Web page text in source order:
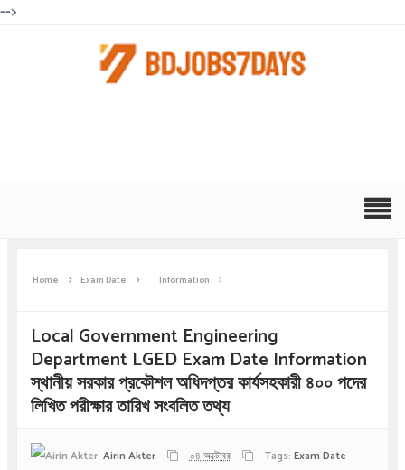
-->
Home Exam Date Information
Local Government Engineering
Department LGED Exam Date Information
স্থানীয় সরকার প্রকৌশল অধিদপ্তর কার্যসহকারী ৪০০ পদের
লিখিত পরীক্ষার তারিখ সংবলিত তথ্য
Airin Akter ০৪ অক্টোবর Tags: Exam Date